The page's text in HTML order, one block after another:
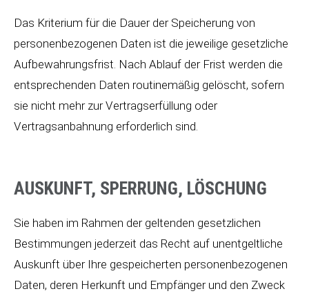
Das Kriterium für die Dauer der Speicherung von
personenbezogenen Daten ist die jeweilige gesetzliche
Aufbewahrungsfrist. Nach Ablauf der Frist werden die
entsprechenden Daten routinemäßig gelöscht, sofern
sie nicht mehr zur Vertragserfüllung oder
Vertragsanbahnung erforderlich sind.
AUSKUNFT, SPERRUNG, LÖSCHUNG
Sie haben im Rahmen der geltenden gesetzlichen
Bestimmungen jederzeit das Recht auf unentgeltliche
Auskunft über Ihre gespeicherten personenbezogenen
Daten, deren Herkunft und Empfänger und den Zweck